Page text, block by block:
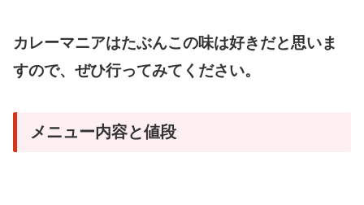
カレーマニアはたぶんこの味は好きだと思いま
すので、ぜひ行ってみてください。
メニュー内容と値段